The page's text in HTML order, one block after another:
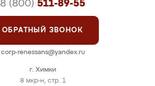
г. Химки
8 мкр-н, стр. 1
8 (800) 511-89-55
ОБРАТНЫЙ ЗВОНОК
corp-renessans@yandex.ru